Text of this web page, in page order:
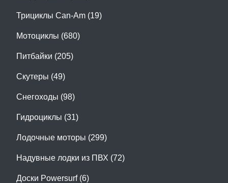
Трициклы Can-Am (19)
Мотоциклы (680)
Питбайки (205)
Скутеры (49)
Снегоходы (98)
Гидроциклы (31)
Лодочные моторы (299)
Надувные лодки из ПВХ (72)
Доски Powersurf (6)